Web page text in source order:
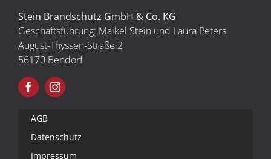
Stein Brandschutz GmbH & Co. KG
Geschäftsführung: Maikel Stein und Laura Peters
August-Thyssen-Straße 2
56170 Bendorf
AGB
Datenschutz
Impressum